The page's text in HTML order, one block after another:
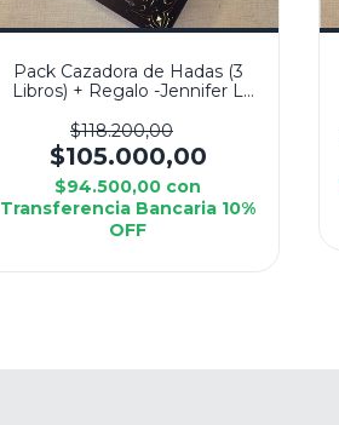
Pack Cazadora de Hadas (3
Libros) + Regalo -Jennifer L
$118.200,00
$105.000,00
$94.500,00 con
Transferencia Bancaria 10%
OFF